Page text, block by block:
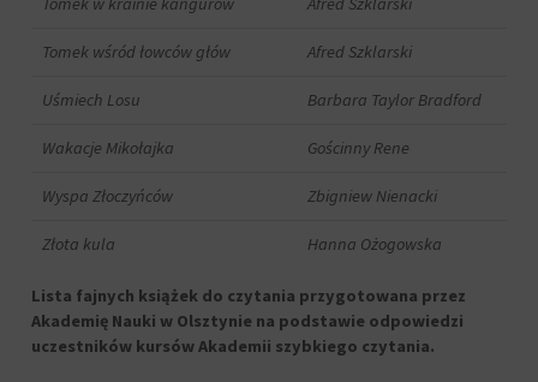
Tomek wśród łowców głów Afred Szklarski
Uśmiech Losu Barbara Taylor Bradford
Wakacje Mikołajka Gościnny Rene
Wyspa Złoczyńców Zbigniew Nienacki
Złota kula Hanna Ożogowska
Lista fajnych książek do czytania przygotowana przez
Akademię Nauki w Olsztynie na podstawie odpowiedzi
uczestników kursów Akademii szybkiego czytania.